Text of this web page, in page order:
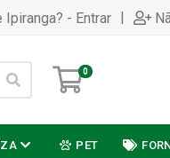
- Entrar |
0
PET